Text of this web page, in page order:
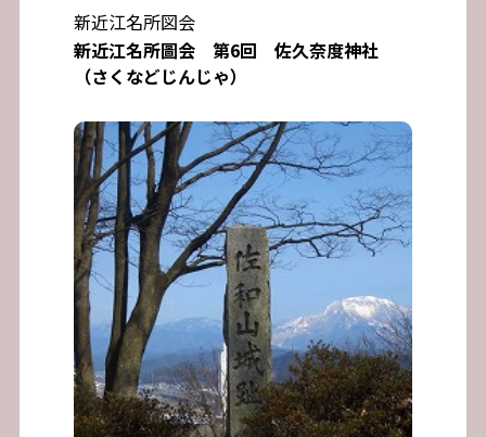
新近江名所図会
新近江名所圖会 第6回 佐久奈度神社
（さくなどじんじゃ）